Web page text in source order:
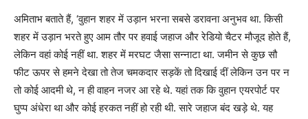
अमिताभ बताते हैं, ‘वुहान शहर में उड़ान भरना सबसे डरावना अनुभव था. किसी
शहर में उड़ान भरते हुए आम तौर पर हवाई जहाज और रेडियो चैटर मौजूद होते हैं,
लेकिन वहां कोई नहीं था. शहर में मरघट जैसा सन्नाटा था. जमीन से कुछ सौ
फीट ऊपर से हमने देखा तो तेज चमकदार सड़कें तो दिखाई दीं लेकिन उन पर न
तो कोई आदमी थे, न ही वाहन नजर आ रहे थे. यहां तक कि वुहान एयरपोर्ट पर
घुप्प अंधेरा था और कोई हरकत नहीं हो रही थी. सारे जहाज बंद खड़े थे. यह